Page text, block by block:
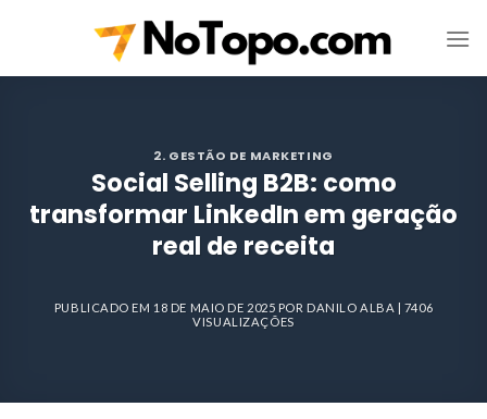
2. GESTÃO DE MARKETING
Social Selling B2B: como
transformar LinkedIn em geração
real de receita
PUBLICADO EM 18 DE MAIO DE 2025 POR DANILO ALBA | 7406
VISUALIZAÇÕES